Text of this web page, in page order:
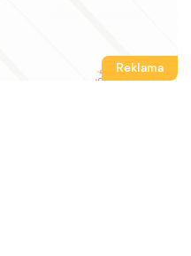
Reklama